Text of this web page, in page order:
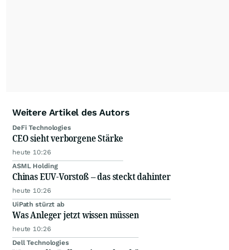
Weitere Artikel des Autors
DeFi Technologies
CEO sieht verborgene Stärke
heute 10:26
ASML Holding
Chinas EUV-Vorstoß – das steckt dahinter
heute 10:26
UiPath stürzt ab
Was Anleger jetzt wissen müssen
heute 10:26
Dell Technologies